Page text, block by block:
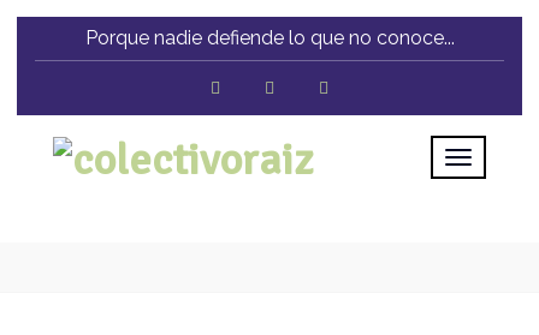
Porque nadie defiende lo que no conoce...